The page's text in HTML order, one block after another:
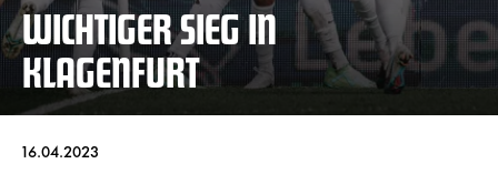
WICHTIGER SIEG IN
KLAGENFURT
16.04.2023